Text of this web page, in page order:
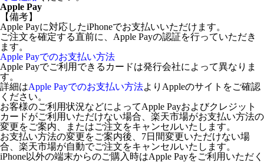
Apple Pay
【備考】
Apple Payに対応したiPhoneでお支払いいただけます。
ご注文を確定する直前に、Apple Payの認証を行っていただき
ます。
Apple Payでのお支払い方法
Apple Payでご利用できるカードは発行会社によって異なりま
す。
詳細はApple Payでのお支払い方法よりAppleのサイトをご確認
ください。
お客様のご利用状況などによってApple Payおよびクレジット
カードがご利用いただけない場合、楽天市場がお支払い方法の
変更をご案内、またはご注文をキャンセルいたします。
お支払い方法の変更をご案内後、7日間変更いただけない場
合、楽天市場が自動でご注文をキャンセルいたします。
iPhone以外の端末からのご購入時はApple Payをご利用いただく